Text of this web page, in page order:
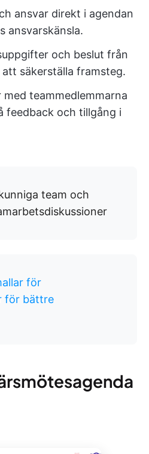
ansvar direkt i agendan
ansvarskänsla.
och beslut från
säkerställa framsteg.
teammedlemmarna
feedback och tillgång i
team och
för
för bättre